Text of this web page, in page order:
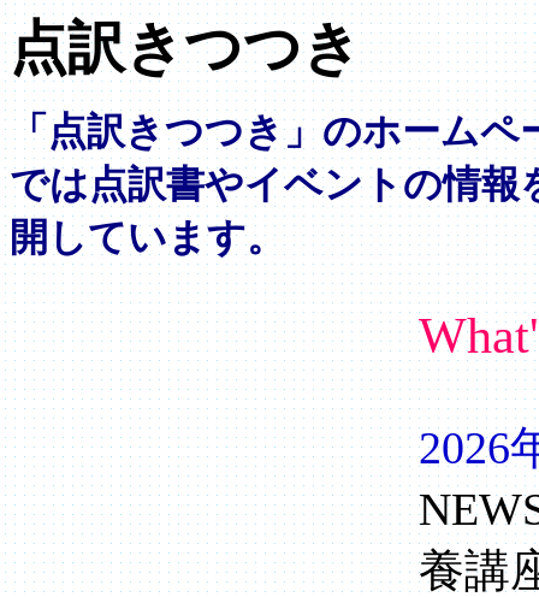
点訳きつつき
「点訳きつつき」のホームペ
では点訳書やイベントの情報
開しています。
2026
養講